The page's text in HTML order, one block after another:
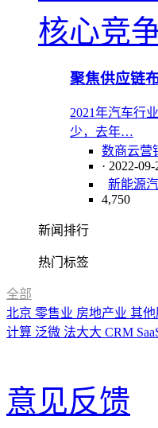
聚焦供应链
2021年汽车行
少，去年…
数商云营
· 2022-09-
新能源
4,750
新闻排行
热门标签
全部
北京 零售业 房地产业 其他
计算 泛微 法大大 CRM
意见反馈